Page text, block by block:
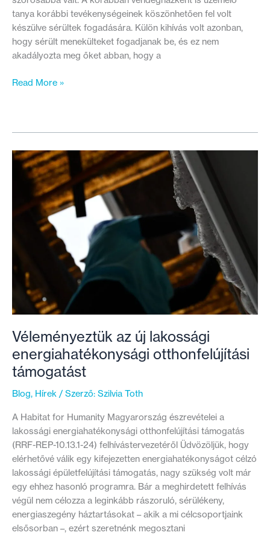
tanya korábbi tevékenységeinek köszönhetően fel volt
készülve sérültek fogadására. Külön kihívás volt azonban,
hogy sérült menekülteket fogadjanak be, és ez nem
akadályozta meg őket abban, hogy a
Fészek
Egy
hely,
ahonnan
családok
megerősödve
kirepülhetnek
Read More »
Véleményeztük az új lakossági
energiahatékonysági otthonfelújítási
támogatást
Blog, Hírek / Szerző: Szilvia Toth
A Habitat for Humanity Magyarország észrevételei a
lakossági energiahatékonysági otthonfelújítási támogatás
(RRF-REP-10.13.1-24) felhívástervezetéről Üdvözöljük, hogy
elérhetővé válik egy kifejezetten energiahatékonyságot célzó
lakossági épületfelújítási támogatás, nagy szükség volt már
egy ehhez hasonló programra. Bár a meghirdetett felhívás
végül nem célozza a leginkább rászoruló, sérülékeny,
energiaszegény háztartásokat – akik a mi célcsoportjaink
elsősorban –, ezért szeretnénk megosztani